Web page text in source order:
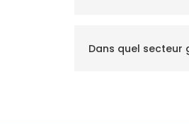
Dans quel secteur